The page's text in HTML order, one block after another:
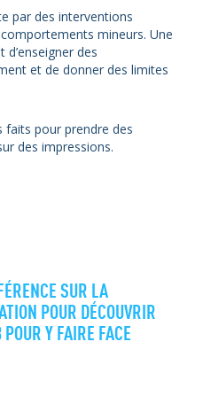
par des interventions
mineurs. Une
d’enseigner des
et de donner des limites
faits pour prendre des
des impressions.
SUR LA
POUR DÉCOUVRIR
Y FAIRE FACE